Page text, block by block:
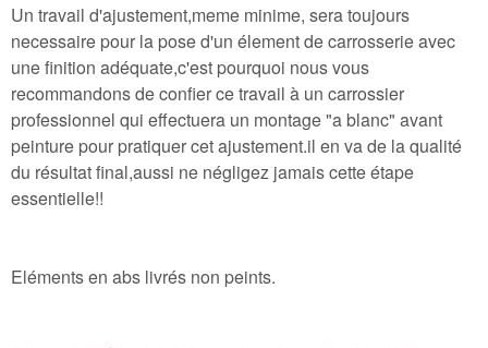
Un travail d'ajustement,meme minime, sera toujours
necessaire pour la pose d'un élement de carrosserie avec
une finition adéquate,c'est pourquoi nous vous
recommandons de confier ce travail à un carrossier
professionnel qui effectuera un montage "a blanc" avant
peinture pour pratiquer cet ajustement.il en va de la qualité
du résultat final,aussi ne négligez jamais cette étape
essentielle!!
Eléments en abs livrés non peints.